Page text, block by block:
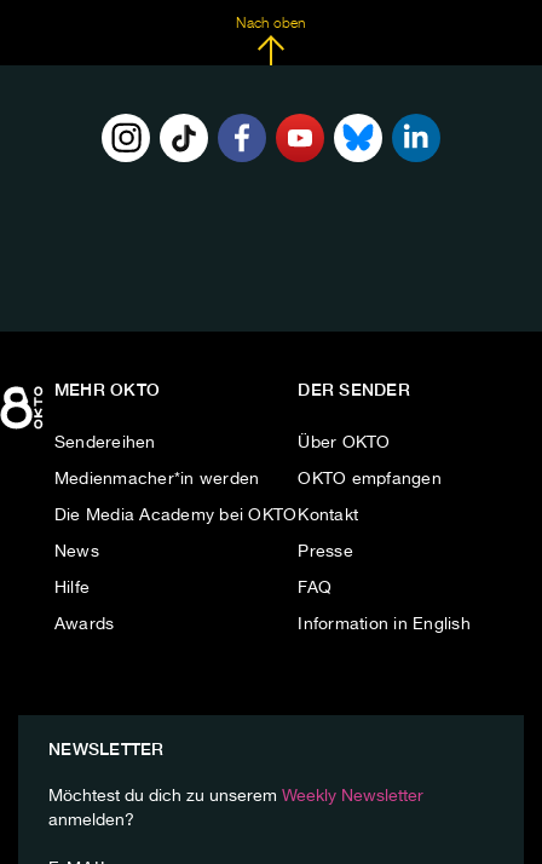
Nach oben
MEHR OKTO
Sendereihen
Medienmacher*in werden
Die Media Academy bei OKTO
News
Hilfe
Awards
DER SENDER
Über OKTO
OKTO empfangen
Kontakt
Presse
FAQ
Information in English
NEWSLETTER
Möchtest du dich zu unserem Weekly Newsletter
anmelden?